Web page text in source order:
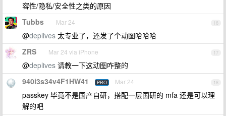
容性/隐私/安全性之类的原因
16
Tubbs Mar 24
@deplives 太专业了，还发了个动图哈哈哈
17
ZRS Mar 24 via iPhone
@deplives 请教一下这动图咋整的
18
940i3s34v4F1HW41 PRO Mar 24
passkey 毕竟不是国产自研，搭配一层国研的 mfa 还是可以理
解的吧